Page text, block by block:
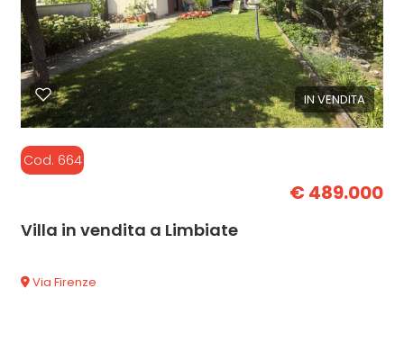
IN VENDITA
Cod. 664
€ 489.000
Villa in vendita a Limbiate
Via Firenze